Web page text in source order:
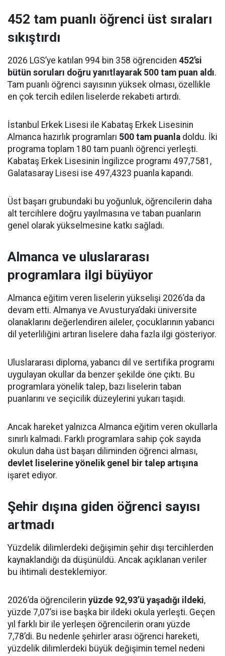
452 tam puanlı öğrenci üst sıraları
sıkıştırdı
2026 LGS’ye katılan 994 bin 358 öğrenciden 452’si
bütün soruları doğru yanıtlayarak 500 tam puan aldı.
Tam puanlı öğrenci sayısının yüksek olması, özellikle
en çok tercih edilen liselerde rekabeti artırdı.
İstanbul Erkek Lisesi ile Kabataş Erkek Lisesinin
Almanca hazırlık programları 500 tam puanla doldu. İki
programa toplam 180 tam puanlı öğrenci yerleşti.
Kabataş Erkek Lisesinin İngilizce programı 497,7581,
Galatasaray Lisesi ise 497,4323 puanla kapandı.
Üst başarı grubundaki bu yoğunluk, öğrencilerin daha
alt tercihlere doğru yayılmasına ve taban puanların
genel olarak yükselmesine katkı sağladı.
Almanca ve uluslararası
programlara ilgi büyüyor
Almanca eğitim veren liselerin yükselişi 2026’da da
devam etti. Almanya ve Avusturya’daki üniversite
olanaklarını değerlendiren aileler, çocuklarının yabancı
dil yeterliliğini artıran liselere daha fazla ilgi gösteriyor.
Uluslararası diploma, yabancı dil ve sertifika programı
uygulayan okullar da benzer şekilde öne çıktı. Bu
programlara yönelik talep, bazı liselerin taban
puanlarını ve seçicilik düzeylerini yukarı taşıdı.
Ancak hareket yalnızca Almanca eğitim veren okullarla
sınırlı kalmadı. Farklı programlara sahip çok sayıda
okulun daha üst başarı diliminden öğrenci alması,
devlet liselerine yönelik genel bir talep artışına
işaret ediyor.
Şehir dışına giden öğrenci sayısı
artmadı
Yüzdelik dilimlerdeki değişimin şehir dışı tercihlerden
kaynaklandığı da düşünüldü. Ancak açıklanan veriler
bu ihtimali desteklemiyor.
2026’da öğrencilerin yüzde 92,93’ü yaşadığı ildeki,
yüzde 7,07’si ise başka bir ildeki okula yerleşti. Geçen
yıl farklı bir ile yerleşen öğrencilerin oranı yüzde
7,78’di. Bu nedenle şehirler arası öğrenci hareketi,
yüzdelik dilimlerdeki büyük değişimin temel nedeni